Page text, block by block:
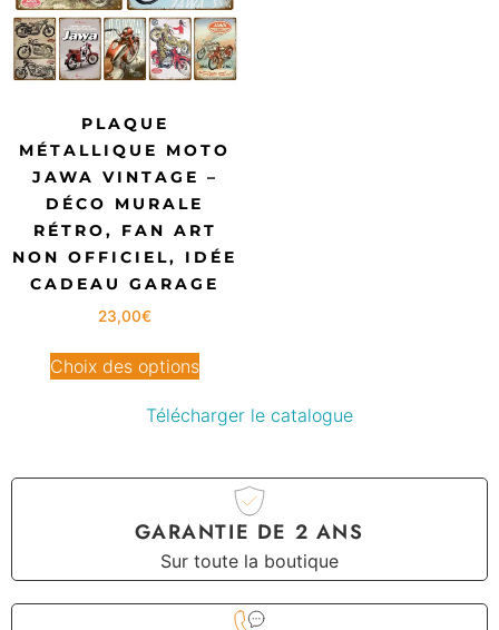
PLAQUE
MÉTALLIQUE MOTO
JAWA VINTAGE –
DÉCO MURALE
RÉTRO, FAN ART
NON OFFICIEL, IDÉE
CADEAU GARAGE
23,00€
Choix des options
Télécharger le catalogue
GARANTIE DE 2 ANS
Sur toute la boutique